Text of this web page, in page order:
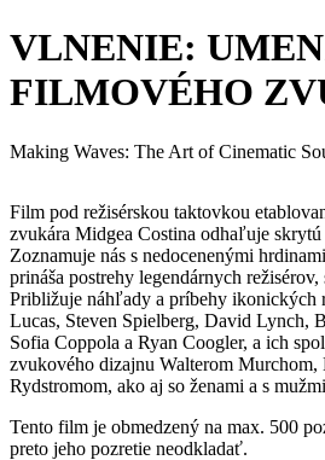
VLNENIE:
FILMOVÉHO
Making Waves: The Art of Cinematic
Film pod režisérskou taktovkou
zvukára Midgea Costina odhaľuje
Zoznamuje nás s nedocenenými
prináša postrehy legendárnych
Približuje náhľady a príbehy ikonických
Lucas, Steven Spielberg, David Lynch,
Sofia Coppola a Ryan Coogler, a ich
zvukového dizajnu Walterom
Rydstromom, ako aj so ženami a s
Tento film je obmedzený na max. 500
preto jeho pozretie neodkladať.